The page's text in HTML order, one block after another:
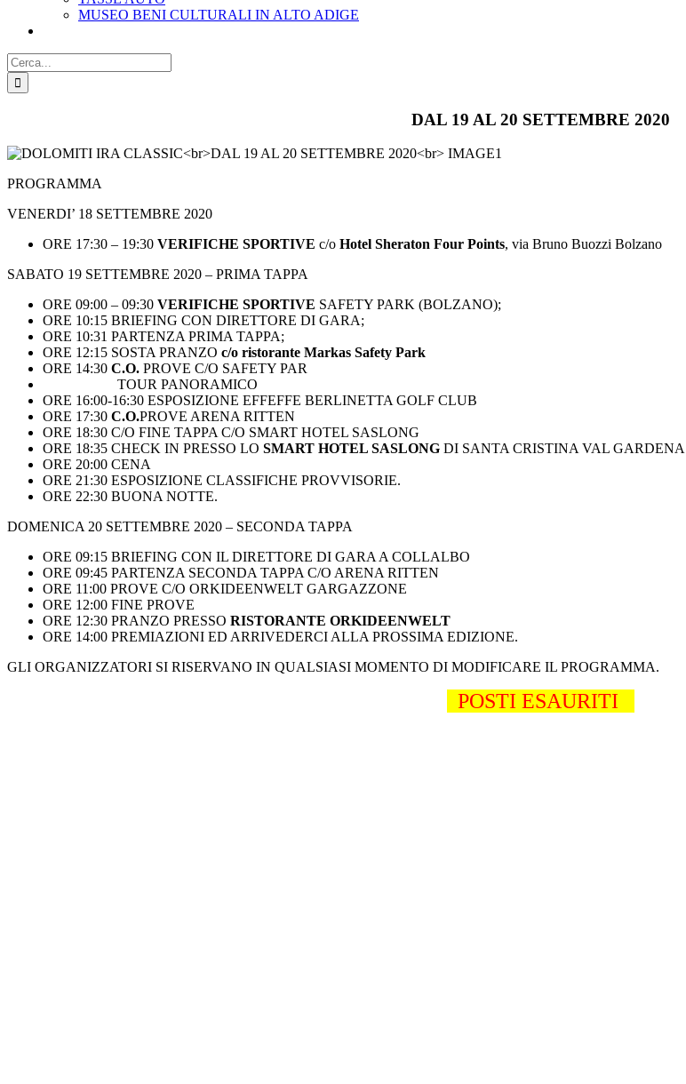
MUSEO BENI CULTURALI IN ALTO ADIGE
Cerca
per:
DAL 19 AL 20 SETTEMBRE 2020
PROGRAMMA
VENERDI’ 18 SETTEMBRE 2020
ORE 17:30 – 19:30 VERIFICHE SPORTIVE c/o Hotel Sheraton Four Points, via Bruno Buozzi Bolzano
SABATO 19 SETTEMBRE 2020 – PRIMA TAPPA
ORE 09:00 – 09:30 VERIFICHE SPORTIVE SAFETY PARK (BOLZANO);
ORE 10:15 BRIEFING CON DIRETTORE DI GARA;
ORE 10:31 PARTENZA PRIMA TAPPA;
ORE 12:15 SOSTA PRANZO c/o ristorante Markas Safety Park
ORE 14:30 C.O. PROVE C/O SAFETY PAR
TOUR PANORAMICO
ORE 16:00-16:30 ESPOSIZIONE EFFEFFE BERLINETTA GOLF CLUB
ORE 17:30 C.O.PROVE ARENA RITTEN
ORE 18:30 C/O FINE TAPPA C/O SMART HOTEL SASLONG
ORE 18:35 CHECK IN PRESSO LO SMART HOTEL SASLONG DI SANTA CRISTINA VAL GARDENA
ORE 20:00 CENA
ORE 21:30 ESPOSIZIONE CLASSIFICHE PROVVISORIE.
ORE 22:30 BUONA NOTTE.
DOMENICA 20 SETTEMBRE 2020 – SECONDA TAPPA
ORE 09:15 BRIEFING CON IL DIRETTORE DI GARA A COLLALBO
ORE 09:45 PARTENZA SECONDA TAPPA C/O ARENA RITTEN
ORE 11:00 PROVE C/O ORKIDEENWELT GARGAZZONE
ORE 12:00 FINE PROVE
ORE 12:30 PRANZO PRESSO RISTORANTE ORKIDEENWELT
ORE 14:00 PREMIAZIONI ED ARRIVEDERCI ALLA PROSSIMA EDIZIONE.
GLI ORGANIZZATORI SI RISERVANO IN QUALSIASI MOMENTO DI MODIFICARE IL PROGRAMMA.
POSTI ESAURITI